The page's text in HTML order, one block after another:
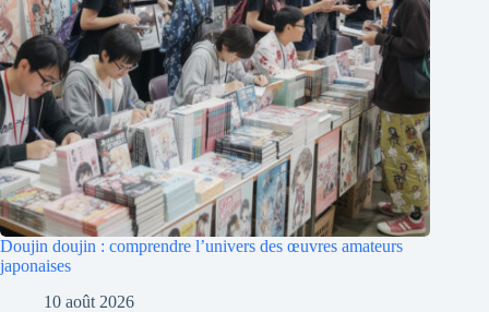
Doujin doujin : comprendre l’univers des œuvres amateurs
japonaises
10 août 2026